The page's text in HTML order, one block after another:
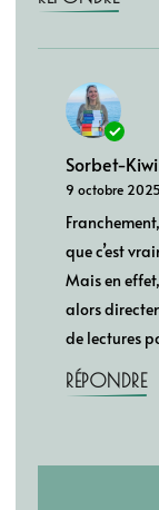
Sorbet-Kiwi
9 octobre
que c’est
Mais en
alors
de lectures
RÉPONDRE